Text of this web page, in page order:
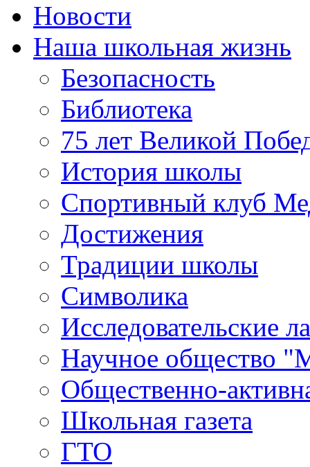
Новости
Наша школьная жизнь
Безопасность
Библиотека
75 лет Великой
История школы
Спортивный клуб
Достижения
Традиции школы
Символика
Исследовательские
Научное общество
Общественно-
Школьная газета
ГТО